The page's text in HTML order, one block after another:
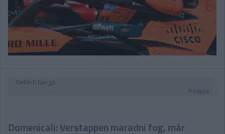
Gellérfi Gergő
9 napja
Domenicali: Verstappen maradni fog, már